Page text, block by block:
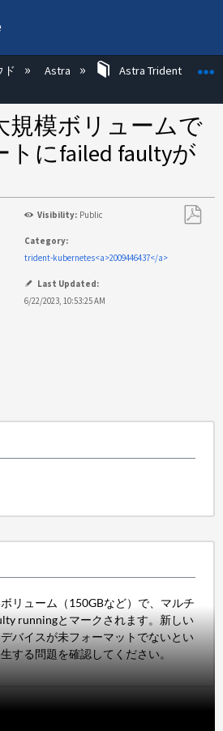
層を展開/折りたたむ
ド Astra Astra Trident
規模ボリュームで
にfailed faultyが
Visibility: Public
Category:
trident-kubernetes<a>2009446437</a>
Last Updated:
6/22/2023, 10:53:25 AM
リューム（150GBなど）で、マルチ
runningとマークされます。新しい
バイスが未フォーマットでないとい
する問題を確認してください。